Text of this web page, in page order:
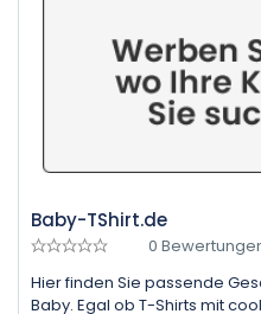
Baby-TShirt.de
0
Hier finden Sie passende
Baby. Egal ob T-Shirts mit